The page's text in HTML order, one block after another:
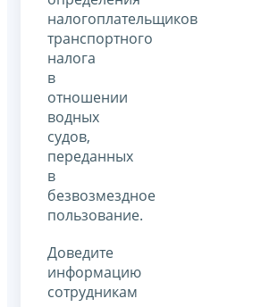
налогоплательщиков
транспортного
налога
в
отношении
водных
судов,
переданных
в
безвозмездное
пользование.
Доведите
информацию
сотрудникам